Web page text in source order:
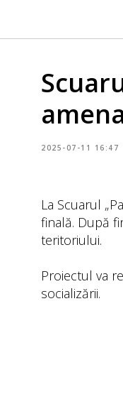
2025-07-11 16:47
La Scuarul
finală. După
teritoriului.
Proiectul va
socializării.